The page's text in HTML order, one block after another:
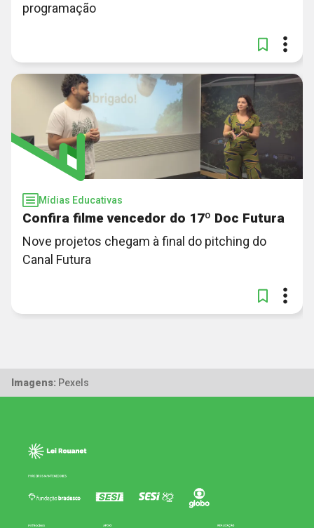
programação
Mídias Educativas
Confira filme vencedor do 17º Doc Futura
Nove projetos chegam à final do pitching do
Canal Futura
Imagens: Pexels